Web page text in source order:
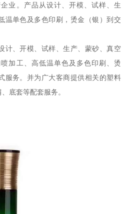
业。产品从设计、开模、试样、生
温单色及多色印刷，烫金（银）到交
计、开模、试样、生产、蒙砂、真空
加工、高低温单色及多色印刷、烫
服务。并为广大客商提供相关的塑料
底套等配套服务。